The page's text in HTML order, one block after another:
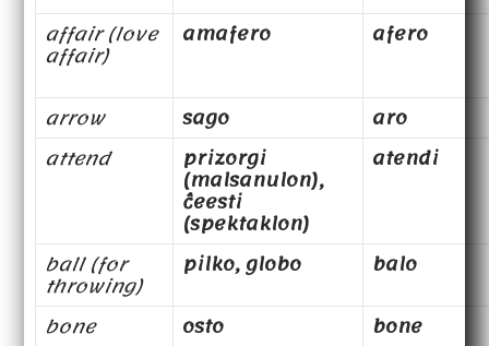
affair (love
affair)
amafero afero
arrow sago
aro
attend
prizorgi
(malsanulon),
ĉeesti
(spektaklon)
atendi
ball (for
throwing)
pilko, globo
balo
bone
osto
bone